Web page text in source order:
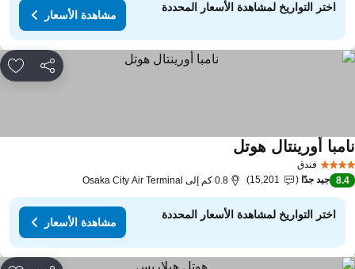
اختر التواريخ لمشاهدة الأسعار المحددة
مشاهدة الأسعار
مشاركة
فندق
أورينتال هوتلمشاهدة الأسعار
8.4 جيد جدًا 15,201 0.8 كم إلى Osaka City Air Terminal
اختر التواريخ لمشاهدة الأسعار المحددة
مشاهدة الأسعار